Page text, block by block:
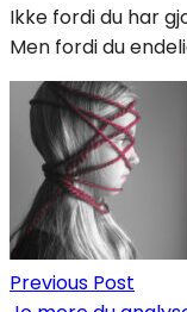
Ikke fordi du har
Men fordi du
Previous Post